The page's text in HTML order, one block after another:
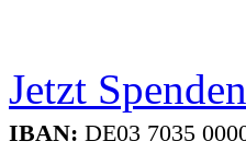
Jetzt Spenden
IBAN: DE03 7035